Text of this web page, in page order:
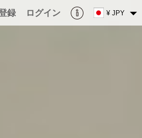
録 ログイン ¥ JPY